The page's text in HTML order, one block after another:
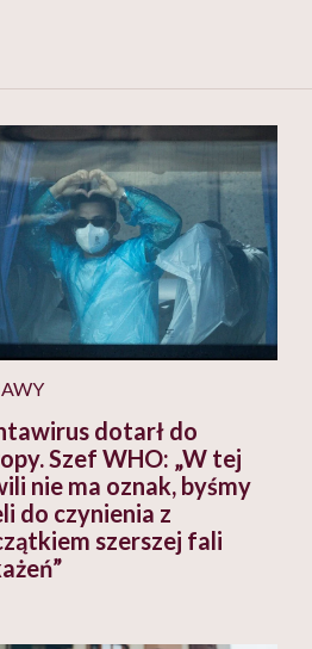
dotarł do
Szef WHO: „W tej
nie ma oznak, byśmy
do czynienia z
szerszej fali